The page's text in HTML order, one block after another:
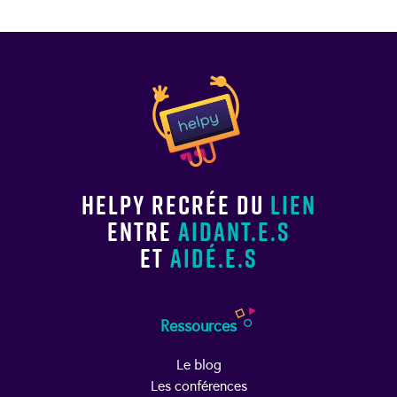
Helpy recrée du lien
entre aidant.e.s
et aidé.e.s
Ressources
Le blog
Les conférences